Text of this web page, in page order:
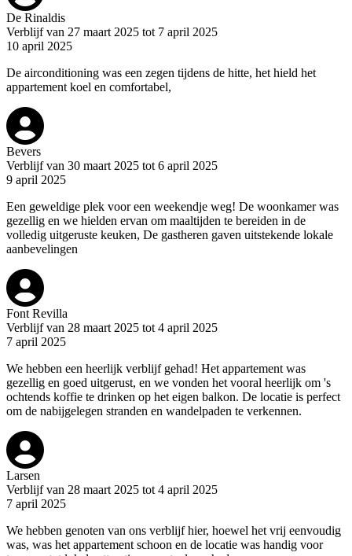
De Rinaldis
Verblijf van 27 maart 2025 tot 7 april 2025
10 april 2025
De airconditioning was een zegen tijdens de hitte, het hield het
appartement koel en comfortabel,
Bevers
Verblijf van 30 maart 2025 tot 6 april 2025
9 april 2025
Een geweldige plek voor een weekendje weg! De woonkamer was
gezellig en we hielden ervan om maaltijden te bereiden in de
volledig uitgeruste keuken, De gastheren gaven uitstekende lokale
aanbevelingen
Font Revilla
Verblijf van 28 maart 2025 tot 4 april 2025
7 april 2025
We hebben een heerlijk verblijf gehad! Het appartement was
gezellig en goed uitgerust, en we vonden het vooral heerlijk om 's
ochtends koffie te drinken op het eigen balkon. De locatie is perfect
om de nabijgelegen stranden en wandelpaden te verkennen.
Larsen
Verblijf van 28 maart 2025 tot 4 april 2025
7 april 2025
We hebben genoten van ons verblijf hier, hoewel het vrij eenvoudig
was, was het appartement schoon en de locatie was handig voor